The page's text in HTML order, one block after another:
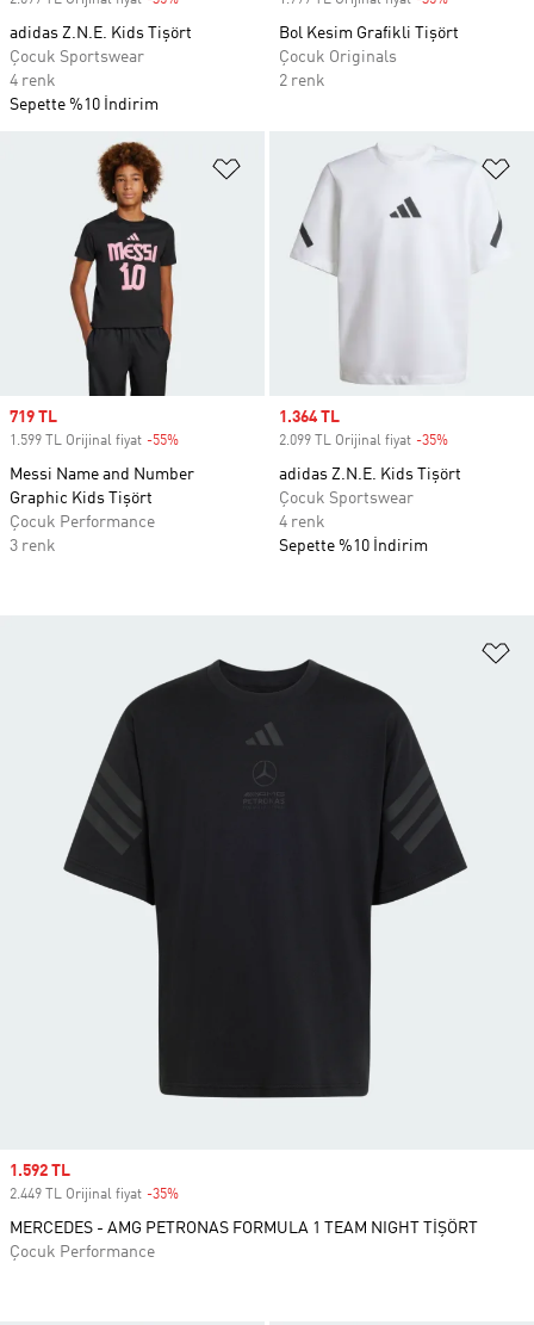
adidas Z.N.E. Kids Tişört
Çocuk Sportswear
4 renk
Sepette %10 İndirim
Bol Kesim Grafikli Tişört
Çocuk Originals
2 renk
Favori Listesine Ekle
Sale price
719 TL
1.599 TL Orijinal fiyat -55%
Messi Name and Number
Graphic Kids Tişört
Çocuk Performance
3 renk
Sale price
1.364 TL
2.099 TL Orijinal fiyat -35%
adidas Z.N.E. Kids Tişört
Çocuk Sportswear
4 renk
Sepette %10 İndirim
Sale price
1.592 TL
2.449 TL Orijinal fiyat -35%
MERCEDES - AMG PETRONAS FORMULA 1 TEAM NIGHT TİŞÖRT
Çocuk Performance